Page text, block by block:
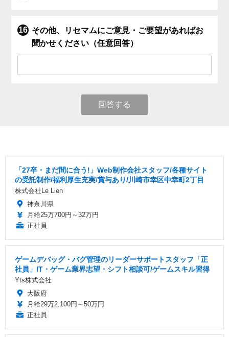
その他、リセマムにご意見・ご要望があればお
聞かせください（任意回答）
回答する
「27卒・まだ間に合う!」Web制作会社スタッフ/各種サイト
の受託制作/福利厚生充実/賞与あり/川崎市幸区中幸町2丁目
株式会社Le Lien
神奈川県
月給25万700円～32万円
正社員
ゲームデバッグ・バグ管理のリーダーサポートスタッフ「正
社員」IT・ゲーム業界志望・シフト相談可/ゲームスキル習得
Yts株式会社
大阪府
月給29万2,100円～50万円
正社員